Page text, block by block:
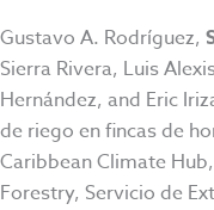
Gustavo A. Rodríguez,
Sierra Rivera, Luis
Hernández, and Eric
de riego en fincas de
Caribbean Climate
Forestry, Servicio de